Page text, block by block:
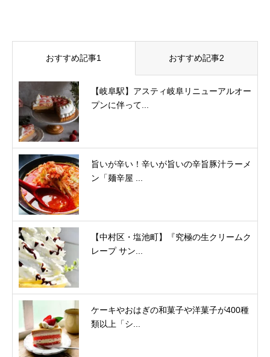
おすすめ記事1 おすすめ記事2
【岐阜駅】アスティ岐阜リニューアルオー
プンに伴って...
旨いが辛い！辛いが旨いの辛旨豚汁ラーメ
ン「麺辛屋 ...
【中村区・塩池町】『究極の生クリームク
レープ サン...
ケーキやおはぎの和菓子や洋菓子が400種
類以上「シ...